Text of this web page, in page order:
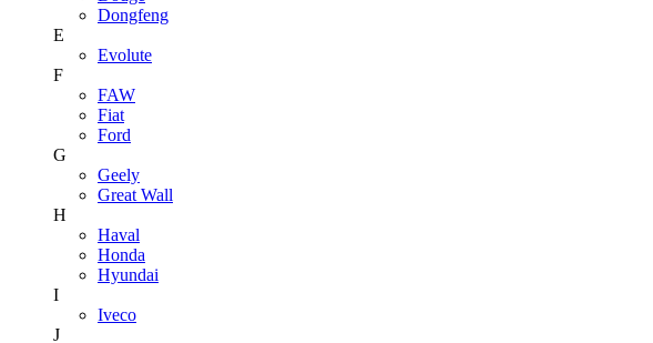
Dongfeng
E
Evolute
F
FAW
Fiat
Ford
G
Geely
Great Wall
H
Haval
Honda
Hyundai
I
Iveco
J